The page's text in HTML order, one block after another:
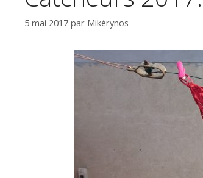
5 mai 2017 par Mikérynos